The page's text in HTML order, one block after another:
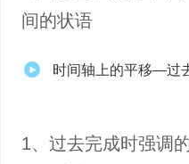
间的状语
时间轴上的平移—过
1、过去完成时强调